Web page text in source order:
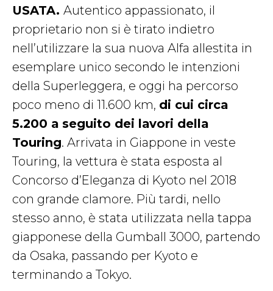
USATA. Autentico appassionato, il
proprietario non si è tirato indietro
nell’utilizzare la sua nuova Alfa allestita in
esemplare unico secondo le intenzioni
della Superleggera, e oggi ha percorso
poco meno di 11.600 km, di cui circa
5.200 a seguito dei lavori della
Touring. Arrivata in Giappone in veste
Touring, la vettura è stata esposta al
Concorso d’Eleganza di Kyoto nel 2018
con grande clamore. Più tardi, nello
stesso anno, è stata utilizzata nella tappa
giapponese della Gumball 3000, partendo
da Osaka, passando per Kyoto e
terminando a Tokyo.